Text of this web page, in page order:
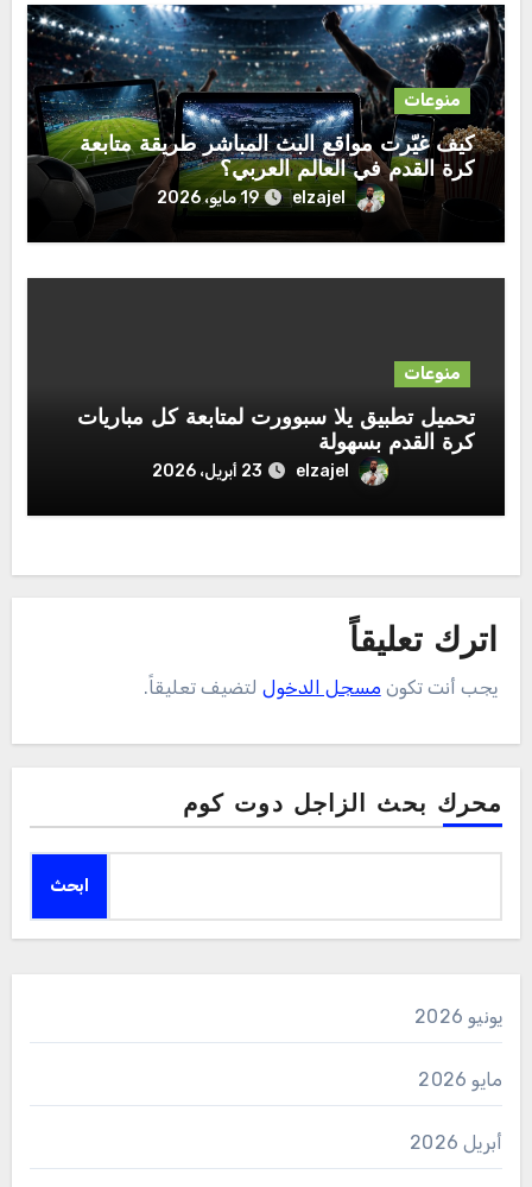
منوعات
كيف غيّرت مواقع البث المباشر طريقة متابعة
كرة القدم في العالم العربي؟
elzajel 19 مايو، 2026
منوعات
تحميل تطبيق يلا سبوورت لمتابعة كل مباريات
كرة القدم بسهولة
elzajel 23 أبريل، 2026
اترك تعليقاً
يجب أنت تكون مسجل الدخول لتضيف تعليقاً.
محرك بحث الزاجل دوت كوم
ابحث
يونيو 2026
مايو 2026
أبريل 2026